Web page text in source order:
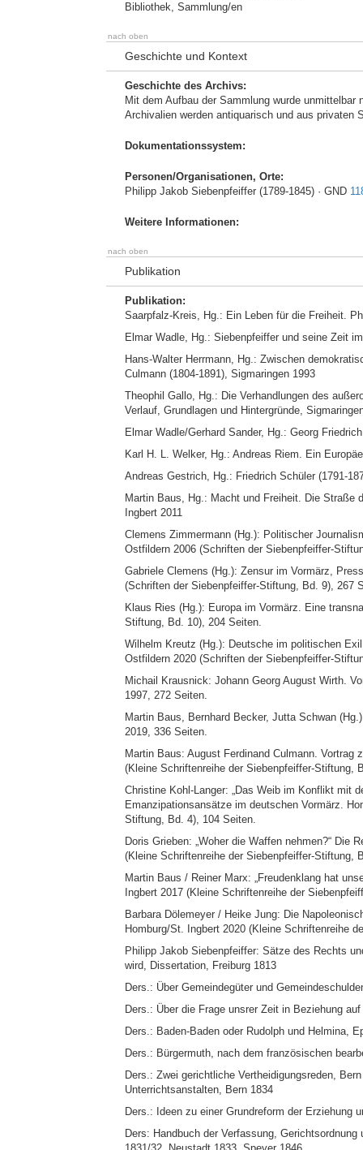
Bibliothek, Sammlung/en
nach oben
Geschichte und Kontext
Geschichte des Archivs:
Mit dem Aufbau der Sammlung wurde
Archivalien werden antiquarisch und aus privaten
Dokumentationssystem:
Personen/Organisationen, Orte:
Philipp Jakob Siebenpfeiffer (1789-1845) · GND
Weitere Informationen:
nach oben
Publikation
Publikation:
Saarpfalz-Kreis, Hg.: Ein Leben für die Freiheit.
Elmar Wadle, Hg.: Siebenpfeiffer und seine Zeit
Hans-Walter Herrmann, Hg.: Zwischen
Culmann (1804-1891), Sigmaringen 1993
Theophil Gallo, Hg.: Die Verhandlungen des
Verlauf, Grundlagen und Hintergründe,
Elmar Wadle/Gerhard Sander, Hg.: Georg
Karl H. L. Welker, Hg.: Andreas Riem. Ein
Andreas Gestrich, Hg.: Friedrich Schüler (1791-
Martin Baus, Hg.: Macht und Freiheit. Die Straße
Ingbert 2011
Clemens Zimmermann (Hg.): Politischer
Ostfildern 2006 (Schriften der Siebenpfeiffer-
Gabriele Clemens (Hg.): Zensur im Vormärz,
(Schriften der Siebenpfeiffer-Stiftung, Bd. 9), 267
Klaus Ries (Hg.): Europa im Vormärz. Eine
Stiftung, Bd. 10), 204 Seiten.
Wilhelm Kreutz (Hg.): Deutsche im politischen
Ostfildern 2020 (Schriften der Siebenpfeiffer-
Michail Krausnick: Johann Georg August Wirth.
1997, 272 Seiten.
Martin Baus, Bernhard Becker, Jutta Schwan
2019, 336 Seiten.
Martin Baus: August Ferdinand Culmann.
(Kleine Schriftenreihe der Siebenpfeiffer-Stiftung,
Christine Kohl-Langer: „Das Weib im Konflikt mit
Emanzipationsansätze im deutschen Vormärz.
Stiftung, Bd. 4), 104 Seiten.
Doris Grieben: „Woher die Waffen nehmen?“ Die
(Kleine Schriftenreihe der Siebenpfeiffer-Stiftung,
Martin Baus / Reiner Marx: „Freudenklang hat
Ingbert 2017 (Kleine Schriftenreihe der
Barbara Dölemeyer / Heike Jung: Die
Homburg/St. Ingbert 2020 (Kleine Schriftenreihe
Philipp Jakob Siebenpfeiffer: Sätze des Rechts
wird, Dissertation, Freiburg 1813
Ders.: Über Gemeindegüter und
Ders.: Über die Frage unsrer Zeit in Beziehung
Ders.: Baden-Baden oder Rudolph und Helmina,
Ders.: Bürgermuth, nach dem französischen
Ders.: Zwei gerichtliche Vertheidigungsreden,
Unterrichtsanstalten, Bern 1834
Ders.: Ideen zu einer Grundreform der Erziehung
Ders: Handbuch der Verfassung,